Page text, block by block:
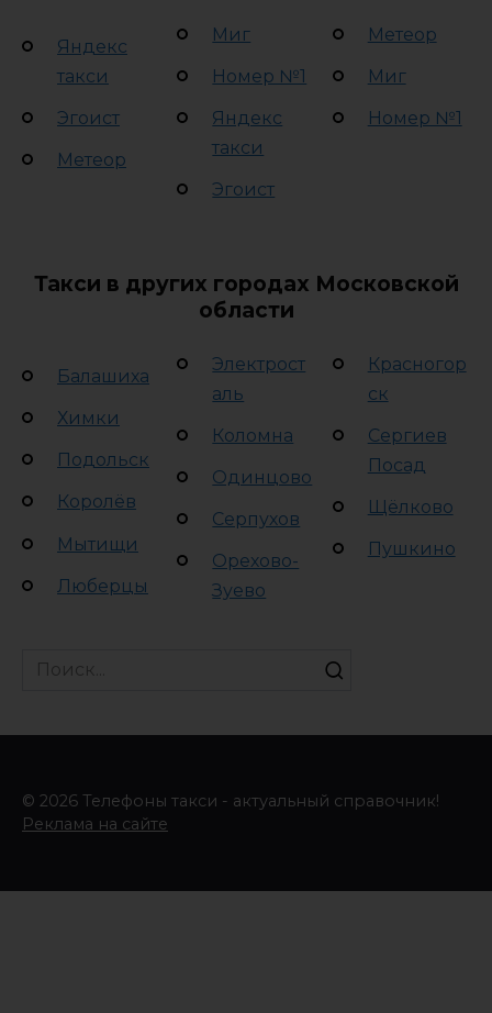
Яндекс
такси
Эгоист
Метеор
Миг
Номер №1
Яндекс
такси
Эгоист
Метеор
Миг
Номер №1
Такси в других городах Московской
области
Балашиха
Химки
Подольск
Королёв
Мытищи
Люберцы
Электрост
аль
Коломна
Одинцово
Серпухов
Орехово-
Зуево
Красногор
ск
Сергиев
Посад
Щёлково
Пушкино
Search
© 2026 Телефоны такси - актуальный справочник!
Реклама на сайте